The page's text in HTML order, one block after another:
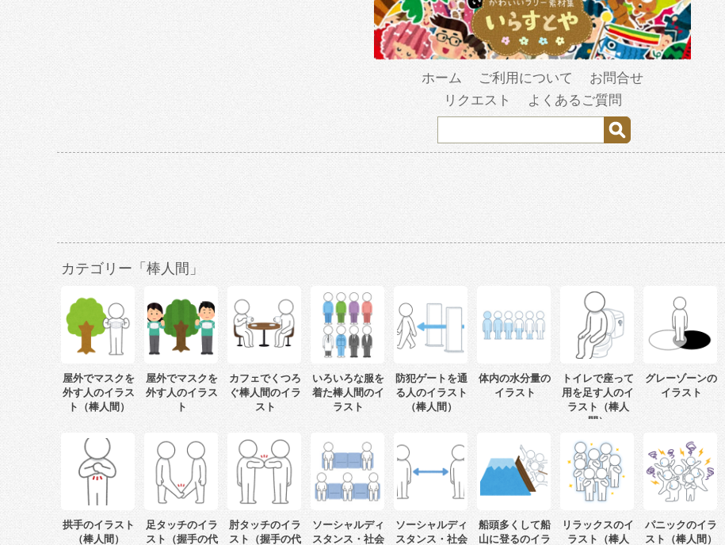
ホーム ご利用について
お問合せ
リクエスト
よくあるご質問
カテゴリー「棒人間」
屋外でマスクを
外す人のイラス
ト（棒人間）
屋外でマスクを
外す人のイラス
ト
カフェでくつろ
ぐ棒人間のイラ
スト
いろいろな服を
着た棒人間のイ
ラスト
防犯ゲートを通
る人のイラスト
（棒人間）
体内の水分量の
イラスト
トイレで座って
用を足す人のイ
ラスト（棒人
間）
グレーゾーンの
イラスト
拱手のイラスト
（棒人間）
足タッチのイラ
スト（握手の代
肘タッチのイラ
スト（握手の代
ソーシャルディ
スタンス・社会
ソーシャルディ
スタンス・社会
船頭多くして船
山に登るのイラ
リラックスのイ
ラスト（棒人
パニックのイラ
スト（棒人間）